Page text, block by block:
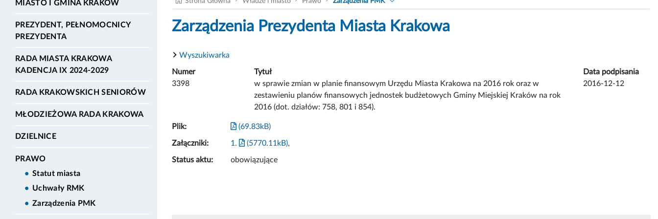
MIASTO I GMINA KRAKÓW
PREZYDENT, PEŁNOMOCNICY
PREZYDENTA
RADA MIASTA KRAKOWA
KADENCJA IX 2024-2029
RADA KRAKOWSKICH SENIORÓW
MŁODZIEŻOWA RADA KRAKOWA
DZIELNICE
PRAWO
Statut miasta
Uchwały RMK
Zarządzenia PMK
Zarządzenia Prezydenta Miasta Krakowa
Wyszukiwarka
Numer Tytuł
Data podpisania
3398
w sprawie zmian w planie finansowym Urzędu Miasta Krakowa na 2016 rok oraz w
zestawieniu planów finansowych jednostek budżetowych Gminy Miejskiej Kraków na rok
2016 (dot. działów: 758, 801 i 854).
2016-12-12
Plik: (69.83kB)
Załączniki: 1. (5770.11kB),
Status aktu: obowiązujące